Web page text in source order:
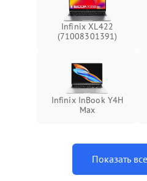
Infinix XL422
(71008301391)
Infinix InBook Y4H
Max
Показать